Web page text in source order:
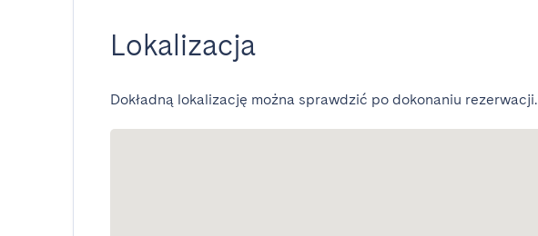
Lokalizacja
Dokładną lokalizację można sprawdzić po dokonaniu rezerwacji.